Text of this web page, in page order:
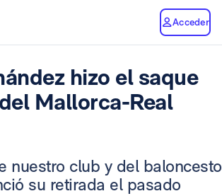
Acceder
hizo el saque
Mallorca-Real
nuestro club y del baloncesto
su retirada el pasado